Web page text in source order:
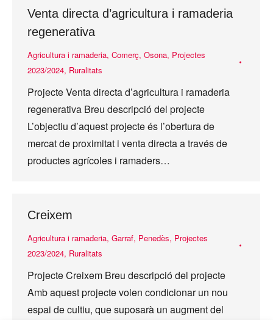
Venta directa d’agricultura i ramaderia
regenerativa
Agricultura i ramaderia, Comerç, Osona, Projectes
2023/2024, Ruralitats
Projecte Venta directa d’agricultura i ramaderia
regenerativa Breu descripció del projecte
L’objectiu d’aquest projecte és l’obertura de
mercat de proximitat i venta directa a través de
productes agrícoles i ramaders…
Creixem
Agricultura i ramaderia, Garraf, Penedès, Projectes
2023/2024, Ruralitats
Projecte Creixem Breu descripció del projecte
Amb aquest projecte volen condicionar un nou
espai de cultiu, que suposarà un augment del